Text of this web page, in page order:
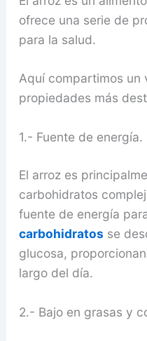
ofrece una serie de
para la salud.
Aquí compartimos un
propiedades más
1.- Fuente de energía.
El arroz es
carbohidratos
fuente de energía
carbohidratos se
glucosa,
largo del día.
2.- Bajo en grasas y